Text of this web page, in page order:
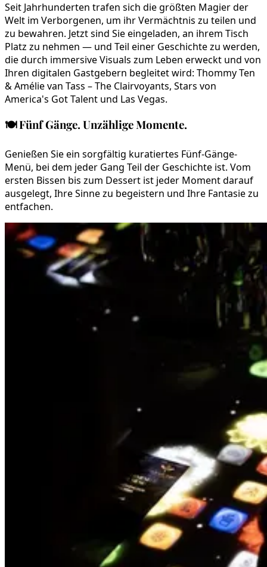
Seit Jahrhunderten trafen sich die größten Magier der
Welt im Verborgenen, um ihr Vermächtnis zu teilen und
zu bewahren. Jetzt sind Sie eingeladen, an ihrem Tisch
Platz zu nehmen — und Teil einer Geschichte zu werden,
die durch immersive Visuals zum Leben erweckt und von
Ihren digitalen Gastgebern begleitet wird: Thommy Ten
& Amélie van Tass – The Clairvoyants, Stars von
America's Got Talent und Las Vegas.
🍽️Fünf Gänge. Unzählige Momente.
Genießen Sie ein sorgfältig kuratiertes Fünf-Gänge-
Menü, bei dem jeder Gang Teil der Geschichte ist. Vom
ersten Bissen bis zum Dessert ist jeder Moment darauf
ausgelegt, Ihre Sinne zu begeistern und Ihre Fantasie zu
entfachen.